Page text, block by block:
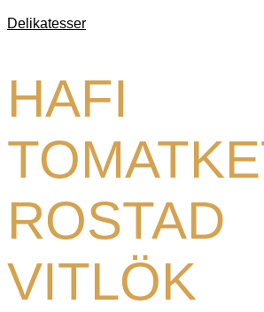
Delikatesser
HAFI
ROSTAD
VITLÖK